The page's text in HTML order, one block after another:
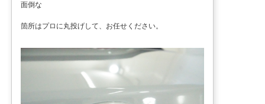
面倒な
箇所はプロに丸投げして、お任せください。